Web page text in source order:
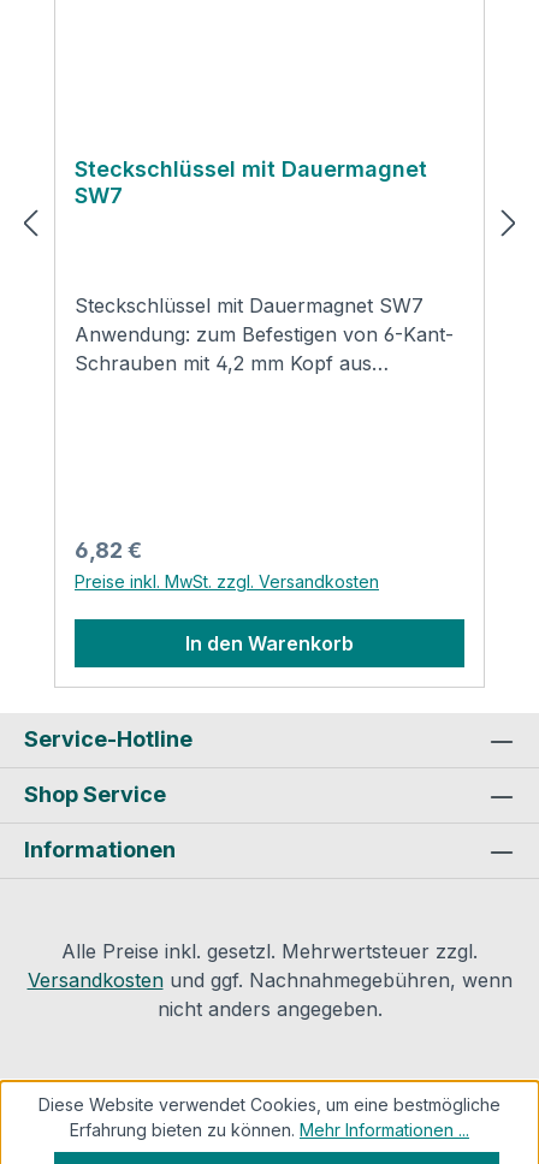
Steckschlüssel mit Dauermagnet
SW7
Steckschlüssel mit Dauermagnet SW7
Anwendung: zum Befestigen von 6-Kant-
Schrauben mit 4,2 mm Kopf aus
ErkrathMail: info@goebel-shop.com
Regulärer Preis:
6,82 €
Preise inkl. MwSt. zzgl. Versandkosten
In den Warenkorb
Service-Hotline
Shop Service
Informationen
Alle Preise inkl. gesetzl. Mehrwertsteuer zzgl.
Versandkostenund ggf. Nachnahmegebühren, wenn
nicht anders angegeben.
Diese Website verwendet Cookies, um eine bestmögliche
Erfahrung bieten zu können. Mehr Informationen ...